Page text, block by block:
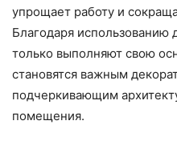
упрощает работу и
Благодаря
только выполняют свою
становятся важным
подчеркивающим
помещения.